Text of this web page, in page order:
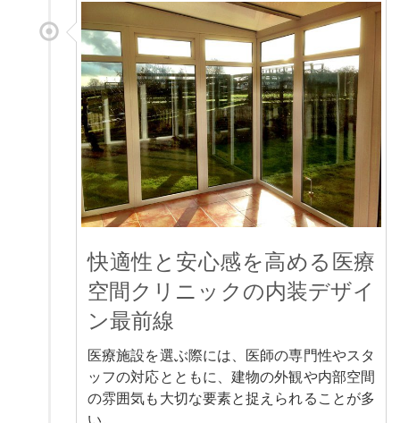
快適性と安心感を高める医療
空間クリニックの内装デザイ
ン最前線
医療施設を選ぶ際には、医師の専門性やスタ
ッフの対応とともに、建物の外観や内部空間
の雰囲気も大切な要素と捉えられることが多